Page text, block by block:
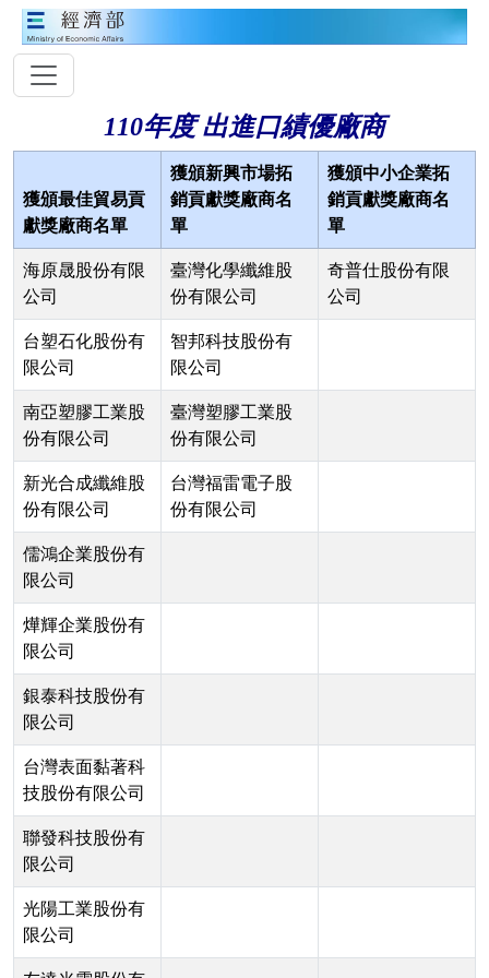
110年度 出進口績優廠商
獲頒最佳貿易貢
獻獎廠商名單
獲頒新興市場拓
銷貢獻獎廠商名
單
獲頒中小企業拓
銷貢獻獎廠商名
單
海原晟股份有限
公司
臺灣化學纖維股
份有限公司
奇普仕股份有限
公司
台塑石化股份有
限公司
智邦科技股份有
限公司
南亞塑膠工業股
份有限公司
臺灣塑膠工業股
份有限公司
新光合成纖維股
份有限公司
台灣福雷電子股
份有限公司
儒鴻企業股份有
限公司
燁輝企業股份有
限公司
銀泰科技股份有
限公司
台灣表面黏著科
技股份有限公司
聯發科技股份有
限公司
光陽工業股份有
限公司